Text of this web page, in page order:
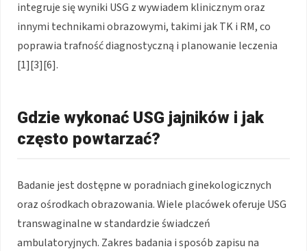
integruje się wyniki USG z wywiadem klinicznym oraz
innymi technikami obrazowymi, takimi jak TK i RM, co
poprawia trafność diagnostyczną i planowanie leczenia
[1][3][6].
Gdzie wykonać USG jajników i jak
często powtarzać?
Badanie jest dostępne w poradniach ginekologicznych
oraz ośrodkach obrazowania. Wiele placówek oferuje USG
transwaginalne w standardzie świadczeń
ambulatoryjnych. Zakres badania i sposób zapisu na